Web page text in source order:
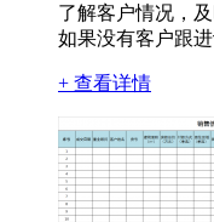
了解客户情况，
如果没有客户跟
+ 查看详情